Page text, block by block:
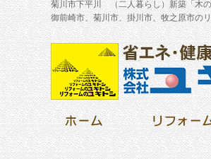
菊川市下平川 （二人暮らし）新築「木
御前崎市、菊川市、掛川市、牧之原市の